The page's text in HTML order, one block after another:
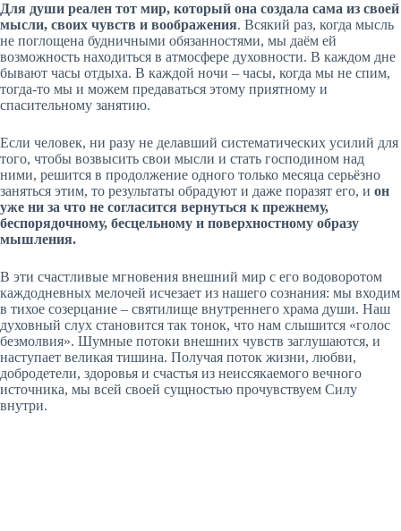
Для души реален тот мир, который она создала сама из своей
мысли, своих чувств и воображения. Всякий раз, когда мысль
не поглощена будничными обязанностями, мы даём ей
возможность находиться в атмосфере духовности. В каждом дне
бывают часы отдыха. В каждой ночи – часы, когда мы не спим,
тогда-то мы и можем предаваться этому приятному и
спасительному занятию.
Если человек, ни разу не делавший систематических усилий для
того, чтобы возвысить свои мысли и стать господином над
ними, решится в продолжение одного только месяца серьёзно
заняться этим, то результаты обрадуют и даже поразят его, и он
уже ни за что не согласится вернуться к прежнему,
беспорядочному, бесцельному и поверхностному образу
мышления.
В эти счастливые мгновения внешний мир с его водоворотом
каждодневных мелочей исчезает из нашего сознания: мы входим
в тихое созерцание – святилище внутреннего храма души. Наш
духовный слух становится так тонок, что нам слышится «голос
безмолвия». Шумные потоки внешних чувств заглушаются, и
наступает великая тишина. Получая поток жизни, любви,
добродетели, здоровья и счастья из неиссякаемого вечного
источника, мы всей своей сущностью прочувствуем Силу
внутри.